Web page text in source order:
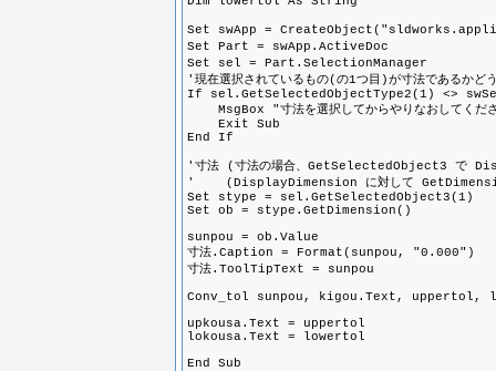
Set swApp =
Set Part = swApp.ActiveDoc '現在
Set sel = Part.SelectionManager '
'現在選択されているもの(の1つ目)が寸法であるかど
If sel.GetSelectedObjectType2(1) <>
MsgBox "寸法を選択してからやりなおしてく
Exit Sub
End If
'寸法 (寸法の場合、GetSelectedObject3 で
' (DisplayDimension に対して GetDimension
Set stype = sel.GetSelectedObject3(1)
Set ob = stype.GetDimension()
sunpou = ob.Value
寸法.Caption = Format(sunpou, "0.000")
寸法.ToolTipText = sunpou
Conv_tol sunpou, kigou.Text, uppertol,
upkousa.Text = uppertol
lokousa.Text = lowertol
End Sub